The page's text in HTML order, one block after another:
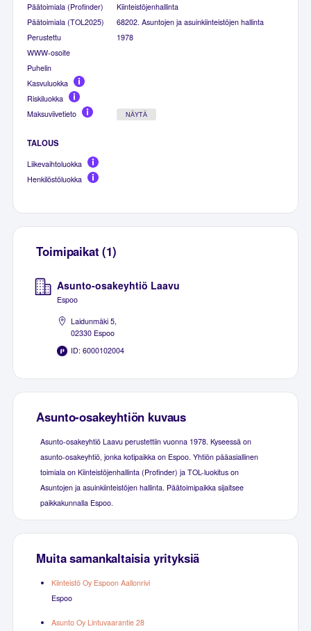
Päätoimiala (Profinder)
Kiinteistöjenhallinta
Päätoimiala (TOL2025)
68202. Asuntojen ja asuinkiinteistöjen hallinta
Perustettu
1978
WWW-osoite
Puhelin
Kasvuluokka
Riskiluokka
Maksuviivetieto
NÄYTÄ
TALOUS
Liikevaihtoluokka
Henkilöstöluokka
Toimipaikat (1)
Asunto-osakeyhtiö Laavu
Espoo
Laidunmäki 5,
02330 Espoo
ID: 6000102004
Asunto-osakeyhtiön kuvaus
Asunto-osakeyhtiö Laavu perustettiin vuonna 1978. Kyseessä on
asunto-osakeyhtiö, jonka kotipaikka on Espoo. Yhtiön pääasiallinen
toimiala on Kiinteistöjenhallinta (Profinder) ja TOL-luokitus on
Asuntojen ja asuinkiinteistöjen hallinta. Päätoimipaikka sijaitsee
paikkakunnalla Espoo.
Muita samankaltaisia yrityksiä
Kiinteistö Oy Espoon Aallonrivi
Espoo
Asunto Oy Lintuvaarantie 28